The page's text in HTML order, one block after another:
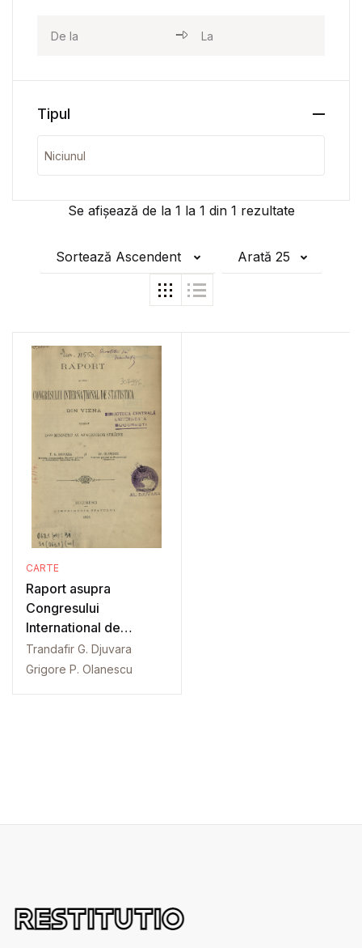
Se afișează de la 1 la 1 din 1 rezultate
Sortează Ascendent Arată 25
CARTE
Raport asupra
Congresului
International de
Statistica din Viena
Trandafir G. Djuvara
Grigore P. Olanescu
Tipul